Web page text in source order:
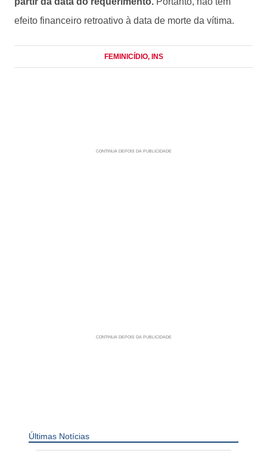
efeito financeiro retroativo à data de morte da vítima.
FEMINICÍDIO, INS
Últimas Notícias